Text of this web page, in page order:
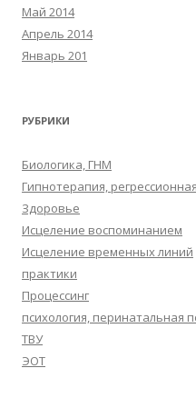
Май 2014
Апрель 2014
Январь 201
РУБРИКИ
Биологика, ГНМ
Гипнотерапия,
Здоровье
Исцеление воспоминанием
Исцеление временных линий
практики
Процессинг
психология, перинатальная
ТВУ
ЭОТ